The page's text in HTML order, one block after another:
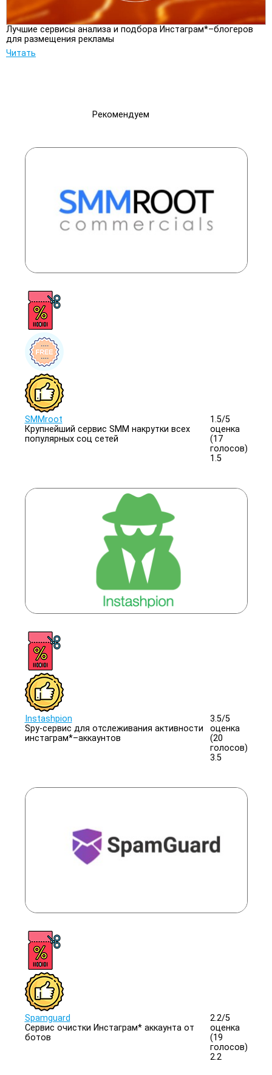
Лучшие сервисы анализа и подбора Инстаграм*–блогеров
для размещения рекламы
Читать
Рекомендуем
SMMroot
Крупнейший сервис SMM накрутки всех
популярных соц сетей
1.5/5
оценка
(17
голосов)
1.5
Instashpion
Spy-сервис для отслеживания активности
инстаграм*–аккаунтов
3.5/5
оценка
(20
голосов)
3.5
Spamguard
Сервис очистки Инстаграм* аккаунта от
ботов
2.2/5
оценка
(19
голосов)
2.2